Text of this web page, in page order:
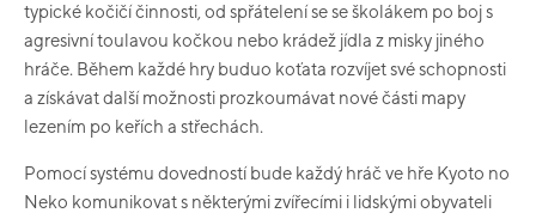
typické kočičí činnosti, od spřátelení se se školákem po boj s
agresivní toulavou kočkou nebo krádež jídla z misky jiného
hráče. Během každé hry buduo koťata rozvíjet své schopnosti
a získávat další možnosti prozkoumávat nové části mapy
lezením po keřích a střechách.
Pomocí systému dovedností bude každý hráč ve hře Kyoto no
Neko komunikovat s některými zvířecími i lidskými obyvateli